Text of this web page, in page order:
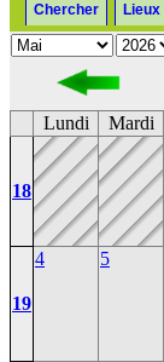
Chercher
Lieux
Lundi Mardi
18
19
4 5